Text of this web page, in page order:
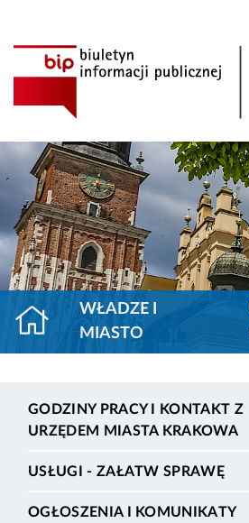
WŁADZE I
MIASTO
GODZINY PRACY I KONTAKT Z
URZĘDEM MIASTA KRAKOWA
USŁUGI - ZAŁATW SPRAWĘ
OGŁOSZENIA I KOMUNIKATY